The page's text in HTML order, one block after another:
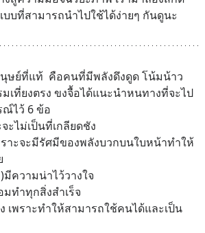
บที่สามารถนำไปใช้ได้ง่ายๆ กันดูนะ
ษย์ที่แท้  คือคนที่มีพลังดึงดูด โน้มน้าว
เที่ยงตรง ขงจื้อได้แนะนำหนทางที่จะไป
ไว้ 6 ข้อ
ะไม่เป็นที่เกลียดชัง
าะจะมีรัศมีของพลังบวกบนใบหน้าทำให้
มีความน่าไว้วางใจ
มทำทุกสิ่งสำเร็จ
เพราะทำให้สามารถใช้คนได้และเป็น